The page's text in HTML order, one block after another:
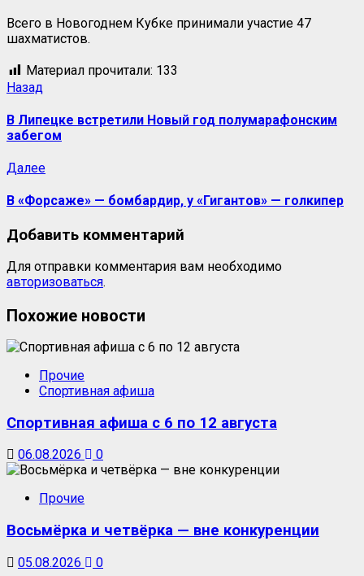
Всего в Новогоднем Кубке принимали участие 47
шахматистов.
Материал прочитали: 133
Назад
В Липецке встретили Новый год полумарафонским
забегом
Далее
В «Форсаже» — бомбардир, у «Гигантов» — голкипер
Добавить комментарий
Для отправки комментария вам необходимо
авторизоваться.
Похожие новости
Прочие
Спортивная афиша
Спортивная афиша с 6 по 12 августа
06.08.2026 0
Прочие
Восьмёрка и четвёрка — вне конкуренции
05.08.2026 0